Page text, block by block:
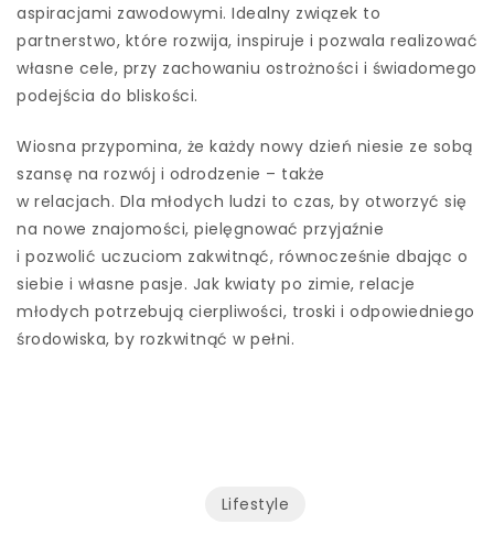
aspiracjami zawodowymi. Idealny związek to
partnerstwo, które rozwija, inspiruje i pozwala realizować
własne cele, przy zachowaniu ostrożności i świadomego
podejścia do bliskości.
Wiosna przypomina, że każdy nowy dzień niesie ze sobą
szansę na rozwój i odrodzenie – także
w relacjach. Dla młodych ludzi to czas, by otworzyć się
na nowe znajomości, pielęgnować przyjaźnie
i pozwolić uczuciom zakwitnąć, równocześnie dbając o
siebie i własne pasje. Jak kwiaty po zimie, relacje
młodych potrzebują cierpliwości, troski i odpowiedniego
środowiska, by rozkwitnąć w pełni.
Lifestyle